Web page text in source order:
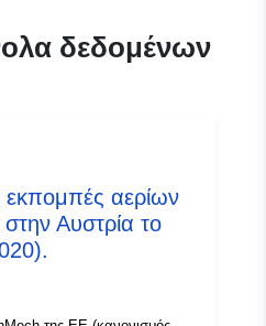
δεδομένων
εκπομπές αερίων
Αυστρία το